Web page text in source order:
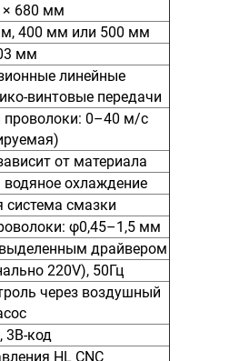
680 мм
400 мм или 500 мм
мм
линейные
винтовые передачи
проволоки: 0–40 м/с
от материала
охлаждение
система смазки
φ0,45–1,5 мм
драйвером
220V), 50Гц
через воздушный
3B-код
HL CNC